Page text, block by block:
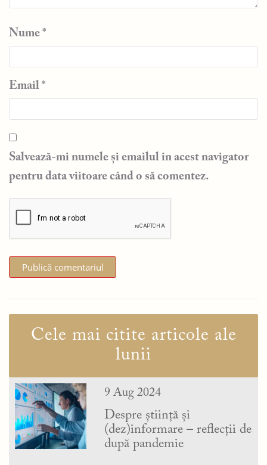
Nume *
Email *
Salvează-mi numele și emailul în acest navigator
pentru data viitoare când o să comentez.
Cele mai citite articole ale
lunii
9 Aug 2024
Despre știință și
(dez)informare – reflecții de
după pandemie